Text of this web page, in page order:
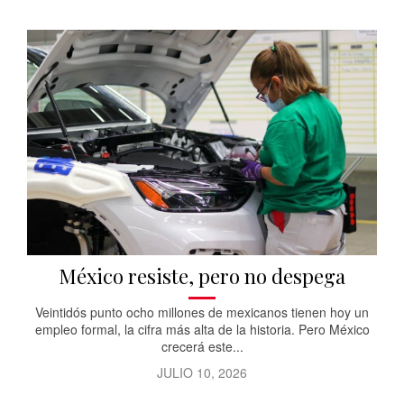
México resiste, pero no despega
Veintidós punto ocho millones de mexicanos tienen hoy un
empleo formal, la cifra más alta de la historia. Pero México
crecerá este...
JULIO 10, 2026